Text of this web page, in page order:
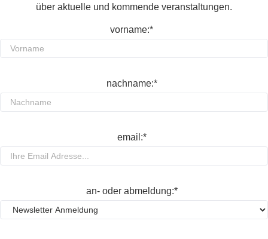
über aktuelle und kommende veranstaltungen.
vorname:*
nachname:*
email:*
an- oder abmeldung:*